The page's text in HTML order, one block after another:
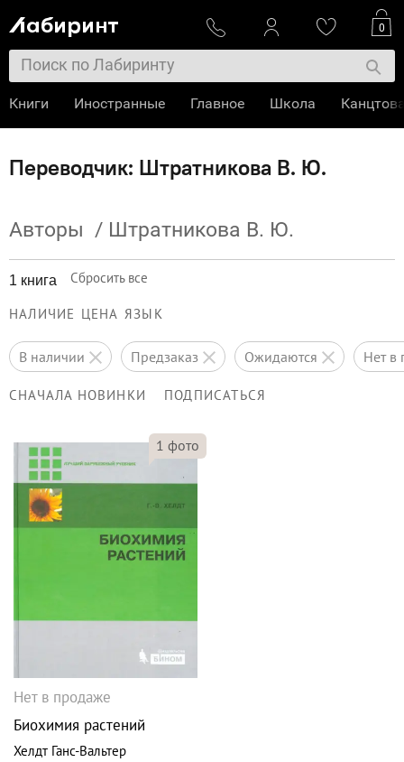
Переводчик: Штратникова В. Ю.
Авторы / Штратникова В. Ю.
1 книга Сбросить все
НАЛИЧИЕ ЦЕНА ЯЗЫК
в наличии предзаказ ожидаются нет
СНАЧАЛА НОВИНКИ ПОДПИСАТЬСЯ
1 фото
Нет в продаже
Биохимия растений
Хелдт Ганс-Вальтер
0
Книги Иностранные Главное Школа